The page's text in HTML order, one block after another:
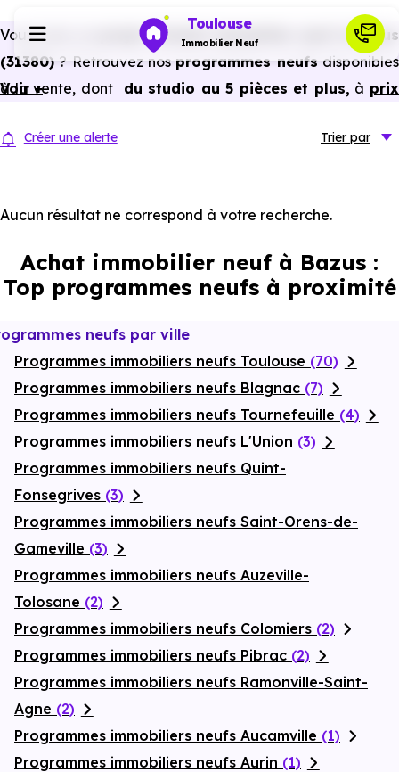
Toulouse
Immobilier Neuf
Investir
Actualités
Ressources
Financer
Vous avez un
projet d’achat immobilier neuf à Bazus
(31380) ? Retrouvez nos programmes neufs disponibles
à la vente, dont
du studio au 5 pièces et plus, à prix
avantages du neuf :PTZ, TVA réduitedans certains cas,
énergétiques, garanties constructeur, etc.
Voir +
Créer une alerte Trier par
Aucun résultat ne correspond à votre recherche.
Achat immobilier neuf à Bazus :
Top programmes neufs à proximité
neufs par ville
Programmes immobiliers neufs Toulouse (70)
Programmes immobiliers neufs Blagnac (7)
Programmes immobiliers neufs Tournefeuille (4)
Programmes immobiliers neufs L'Union (3)
Programmes immobiliers neufs Quint-
Fonsegrives (3)
Programmes immobiliers neufs Saint-Orens-de-
Gameville (3)
Programmes immobiliers neufs Auzeville-
Tolosane (2)
Programmes immobiliers neufs Colomiers (2)
Programmes immobiliers neufs Pibrac (2)
Programmes immobiliers neufs Ramonville-Saint-
Agne (2)
Programmes immobiliers neufs Aucamville (1)
Programmes immobiliers neufs Aurin (1)